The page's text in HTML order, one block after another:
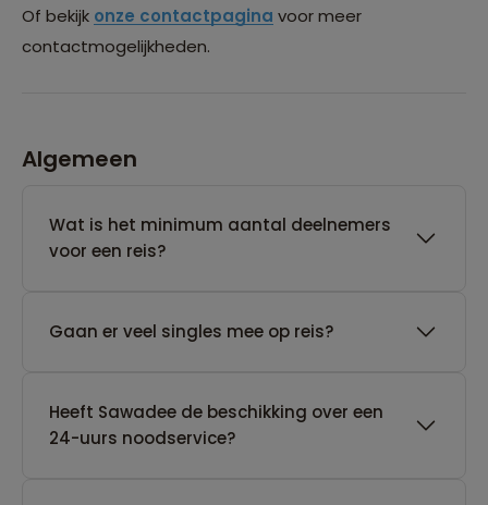
Of bekijk onze contactpagina voor meer
contactmogelijkheden.
Algemeen
Wat is het minimum aantal deelnemers
voor een reis?
Gaan er veel singles mee op reis?
Heeft Sawadee de beschikking over een
24-uurs noodservice?